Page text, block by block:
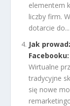
elementem
liczby firm.
dotarcie do...
Jak
Wirtualne
tradycyjne
się nowe